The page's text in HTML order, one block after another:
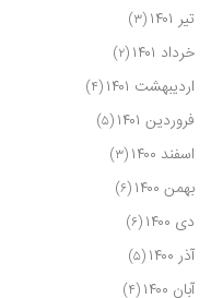
تیر ۱۴۰۱ (۳)
خرداد ۱۴۰۱ (۲)
اردیبهشت ۱۴۰۱ (۴)
فروردین ۱۴۰۱ (۵)
اسفند ۱۴۰۰ (۳)
بهمن ۱۴۰۰ (۶)
دی ۱۴۰۰ (۶)
آذر ۱۴۰۰ (۵)
آبان ۱۴۰۰ (۴)